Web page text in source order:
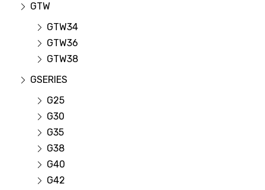
GTW
GTW34
GTW36
GTW38
GSERIES
G25
G30
G35
G38
G40
G42